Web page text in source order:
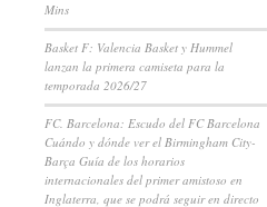
Mins
Basket F: Valencia Basket y Hummel
lanzan la primera camiseta para la
temporada 2026/27
FC. Barcelona: Escudo del FC Barcelona
Cuándo y dónde ver el Birmingham City-
Barça Guía de los horarios
internacionales del primer amistoso en
Inglaterra, que se podrá seguir en directo